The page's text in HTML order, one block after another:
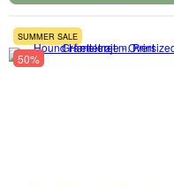
SUMMER SALE
50%